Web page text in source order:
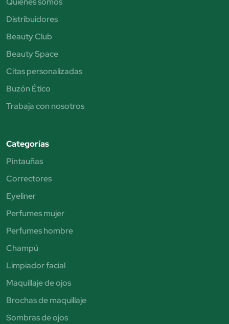
Distribuidores
Beauty Club
Beauty Space
Citas personalizadas
Buzón Ético
Trabaja con nosotros
Categorías
Pintauñas
Correctores
Eyeliner
Perfumes mujer
Perfumes hombre
Champú
Limpiador facial
Maquillaje de ojos
Brochas de maquillaje
Sombras de ojos